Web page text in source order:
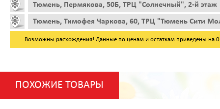
Тюмень, Пермякова, 50Б, ТРЦ "Солнечный", 2-й этаж
Тюмень, Тимофея Чаркова, 60, ТРЦ "Тюмень Сити
Возможны расхождения! Данные по ценам и остаткам приведены на
ПОХОЖИЕ ТОВАРЫ